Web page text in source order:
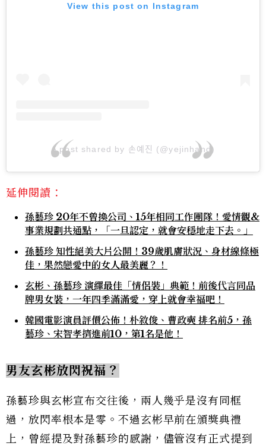
View this post on Instagram
A post shared by 손예진 (@yejinhand)
延伸閱讀：
孫藝珍 20年不曾換公司、15年相同工作團隊！愛情觀&
事業規劃共通點，「一旦認定，就會安穩地走下去。」
孫藝珍 知性絕美大片公開！39歲肌膚狀況、身材線條極
佳，果然戀愛中的女人最美麗？！
玄彬、孫藝珍 演繹最佳「情侶裝」典範！前後代言同品
牌男女裝，一年四季滿滿愛，穿上就會幸福吧！
韓國電影演員評價公佈！朴敘俊、曹政奭 排名前5，孫
藝珍、宋智孝擠進前10，第1名是他！
男友玄彬放閃祝福？
孫藝珍與玄彬宣布交往後，兩人幾乎是沒有同框
過，放閃率根本是零。不過玄彬早前在頒獎典禮
上，曾經提及對孫藝珍的感謝，儘管沒有正式提到